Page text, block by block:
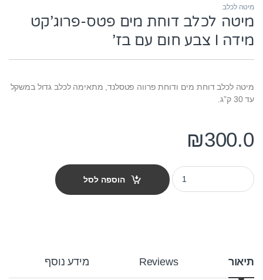
מיטה לכלב
מיטה לכלב דוחת מים פטס-פרוג’קט
מידה l צבע חום עם בז’
מיטה לכלב דוחת מים ודוחת פרווה פטסלנד, מתאימה לכלב גדול במשקל
עד 30 ק”ג.
₪300.0
מיטה לכלב דוחת מים פטס-פרוג'קט מידה l צבע חום עם בז' quantity
הוספה לסל
תיאור Reviews מידע נוסף